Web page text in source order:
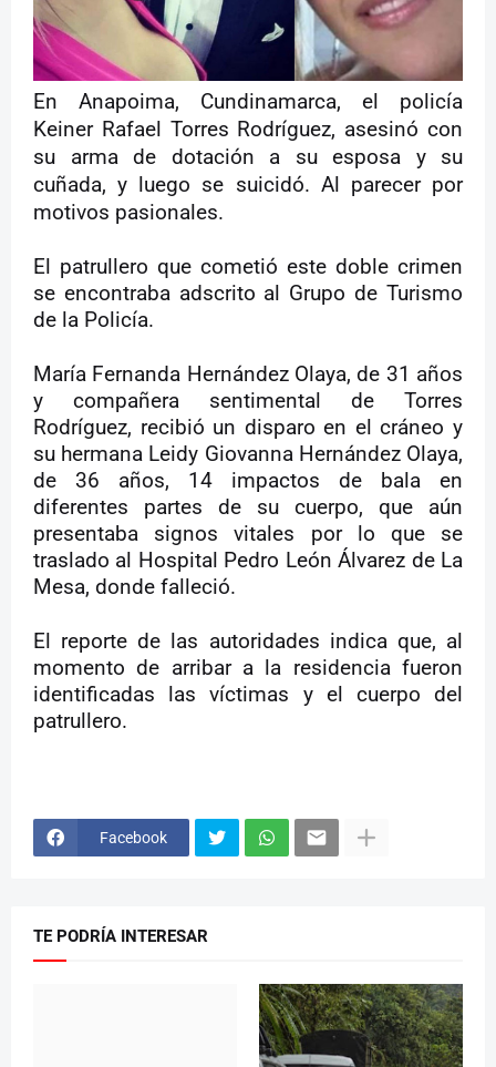
En Anapoima, Cundinamarca, el policía
Keiner Rafael Torres Rodríguez, asesinó con
su arma de dotación a su esposa y su
cuñada, y luego se suicidó. Al parecer por
motivos pasionales.
El patrullero que cometió este doble crimen
se encontraba adscrito al Grupo de Turismo
de la Policía.
María Fernanda Hernández Olaya, de 31 años
y compañera sentimental de Torres
Rodríguez, recibió un disparo en el cráneo y
su hermana Leidy Giovanna Hernández Olaya,
de 36 años, 14 impactos de bala en
diferentes partes de su cuerpo, que aún
presentaba signos vitales por lo que se
traslado al Hospital Pedro León Álvarez de La
Mesa, donde falleció.
El reporte de las autoridades indica que, al
momento de arribar a la residencia fueron
identificadas las víctimas y el cuerpo del
patrullero.
Facebook
TE PODRÍA INTERESAR